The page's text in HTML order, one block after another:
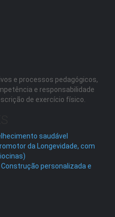
e processos pedagógicos,
e responsabilidade
de exercício físico.
saudável
da Longevidade, com
personalizada e